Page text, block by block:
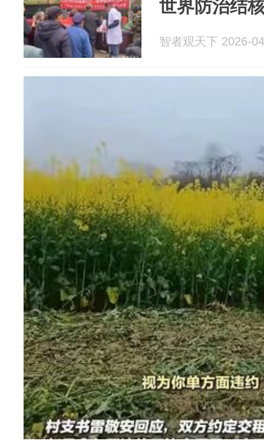
世界防治结
智者观天下 2026-